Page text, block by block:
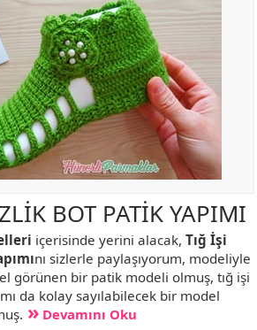
BOT PATİK YAPIMI
içerisinde yerini alacak, Tığ İşi
nı sizlerle paylaşıyorum, modeliyle
görünen bir patik modeli olmuş, tığ işi
da kolay sayılabilecek bir model
Devamını Oku